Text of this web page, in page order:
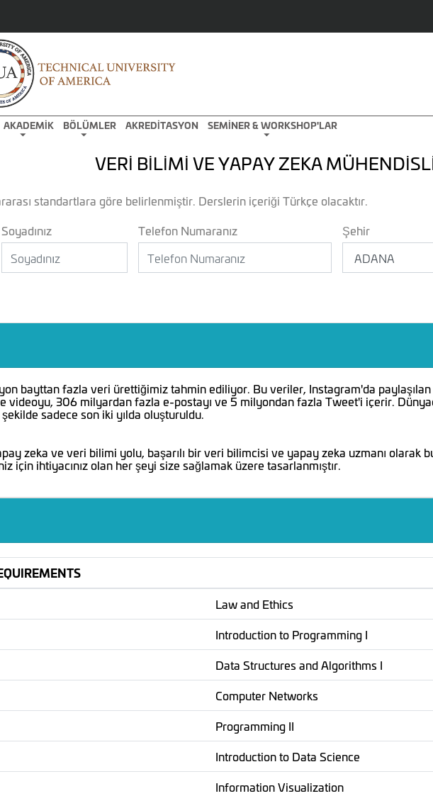
AKADEMİK BÖLÜMLER AKREDİTASYON SEMİNER & WORKSHOP'LAR
VERİ BİLİMİ VE YAPAY ZEKA
standartlara göre belirlenmiştir. Derslerin içeriği Türkçe olacaktır.
Soyadınız Telefon Numaranız Şehir
bayttan fazla veri ürettiğimiz tahmin ediliyor. Bu veriler, Instagram'da
videoyu, 306 milyardan fazla e-postayı ve 5 milyondan fazla Tweet'i içerir.
şekilde sadece son iki yılda oluşturuldu.
zeka ve veri bilimi yolu, başarılı bir veri bilimcisi ve yapay zeka uzmanı olarak
için ihtiyacınız olan her şeyi size sağlamak üzere tasarlanmıştır.
Law and Ethics
Introduction to Programming I
Data Structures and Algorithms I
Computer Networks
Programming II
Introduction to Data Science
Information Visualization